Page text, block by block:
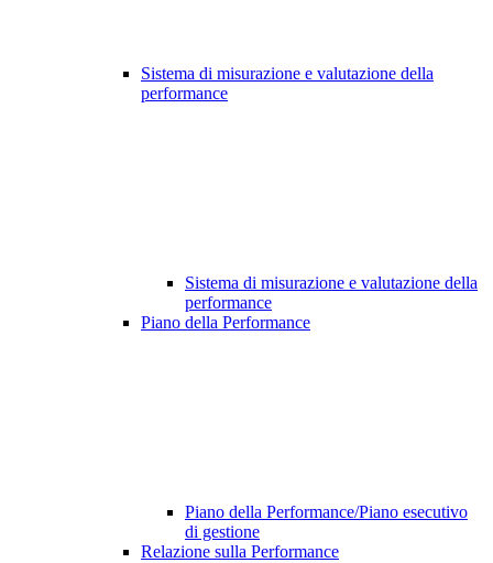
Sistema di misurazione e valutazione della
performance
Sistema di misurazione e valutazione della
performance
Piano della Performance
Piano della Performance/Piano esecutivo
di gestione
Relazione sulla Performance